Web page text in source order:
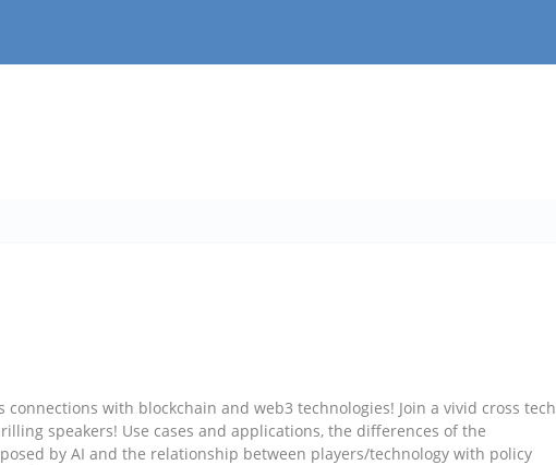
with blockchain and web3 technologies! Join a vivid cross tech
speakers! Use cases and applications, the differences of the
by AI and the relationship between players/technology with policy